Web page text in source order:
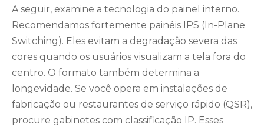
A seguir, examine a tecnologia do painel interno.
Recomendamos fortemente painéis IPS (In-Plane
Switching). Eles evitam a degradação severa das
cores quando os usuários visualizam a tela fora do
centro. O formato também determina a
longevidade. Se você opera em instalações de
fabricação ou restaurantes de serviço rápido (QSR),
procure gabinetes com classificação IP. Esses